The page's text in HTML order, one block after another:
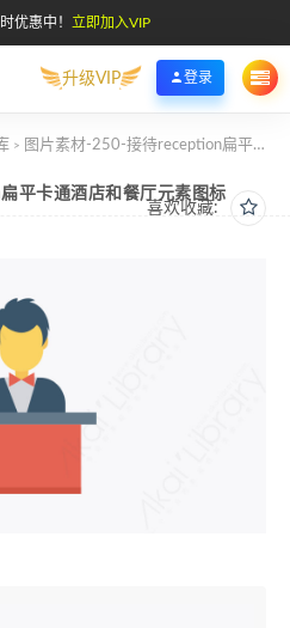
优惠中！ 立即加入VIP
升级VIP 登录
> 图片素材-250-接待reception扁平卡通酒店和餐厅元素图标
喜欢收藏:
平卡通酒店和餐厅元素图标